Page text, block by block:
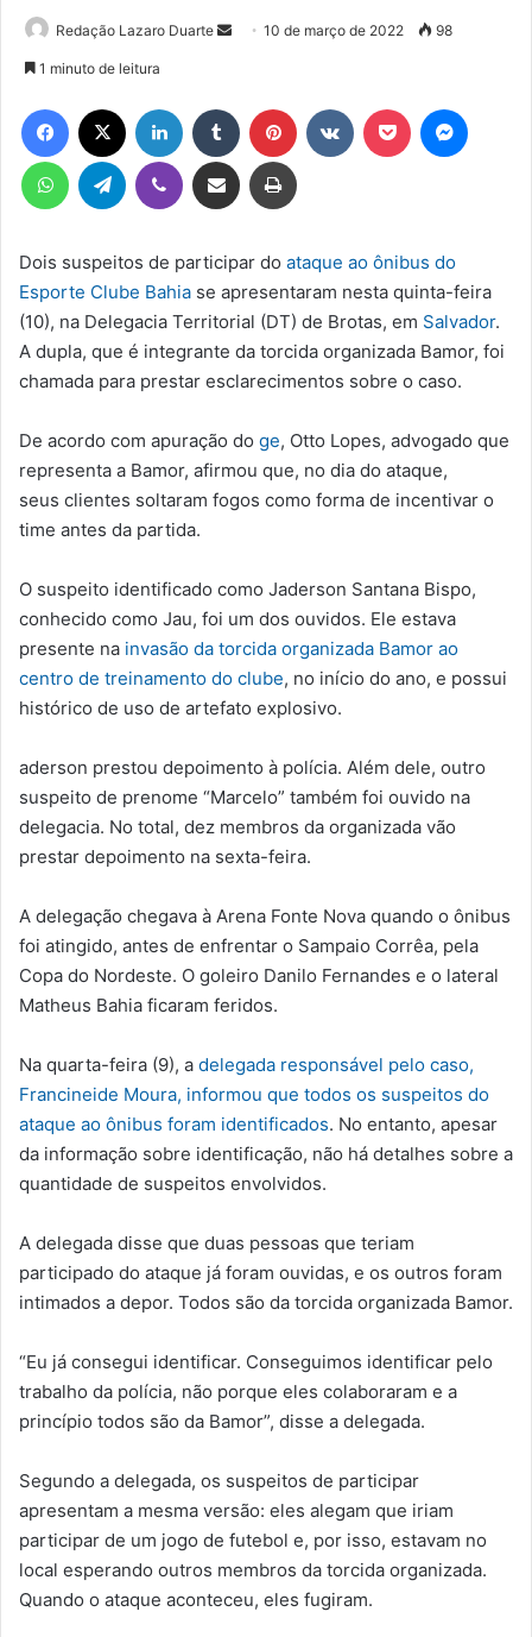
Redação Lazaro Duarte
Mande
mail
10 de março de 2022 98
1 minuto de leitura
Facebook Linkedin Tumblr Pinterest Pocket
WhatsAppTelegram Viber Compartilhar via e-mail Imprimir
Dois suspeitos de participar do ataque ao ônibus do
Esporte Clube Bahia se apresentaram nesta quinta-feira
(10), na Delegacia Territorial (DT) de Brotas, em Salvador.
A dupla, que é integrante da torcida organizada Bamor, foi
chamada para prestar esclarecimentos sobre o caso.
De acordo com apuração do ge, Otto Lopes, advogado que
representa a Bamor, afirmou que, no dia do ataque,
seus clientes soltaram fogos como forma de incentivar o
time antes da partida.
O suspeito identificado como Jaderson Santana Bispo,
conhecido como Jau, foi um dos ouvidos. Ele estava
presente na invasão da torcida organizada Bamor ao
centro de treinamento do clube, no início do ano, e possui
histórico de uso de artefato explosivo.
aderson prestou depoimento à polícia. Além dele, outro
suspeito de prenome “Marcelo” também foi ouvido na
delegacia. No total, dez membros da organizada vão
prestar depoimento na sexta-feira.
A delegação chegava à Arena Fonte Nova quando o ônibus
foi atingido, antes de enfrentar o Sampaio Corrêa, pela
Copa do Nordeste. O goleiro Danilo Fernandes e o lateral
Matheus Bahia ficaram feridos.
Na quarta-feira (9), a delegada responsável pelo caso,
Francineide Moura, informou que todos os suspeitos do
ataque ao ônibus foram identificados. No entanto, apesar
da informação sobre identificação, não há detalhes sobre a
quantidade de suspeitos envolvidos.
A delegada disse que duas pessoas que teriam
participado do ataque já foram ouvidas, e os outros foram
intimados a depor. Todos são da torcida organizada Bamor.
“Eu já consegui identificar. Conseguimos identificar pelo
trabalho da polícia, não porque eles colaboraram e a
princípio todos são da Bamor”, disse a delegada.
Segundo a delegada, os suspeitos de participar
apresentam a mesma versão: eles alegam que iriam
participar de um jogo de futebol e, por isso, estavam no
local esperando outros membros da torcida organizada.
Quando o ataque aconteceu, eles fugiram.